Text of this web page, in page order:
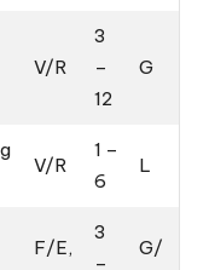
V/R
3
–
12
G
V/R
1 –
6
L
F/E,
3
–
G/